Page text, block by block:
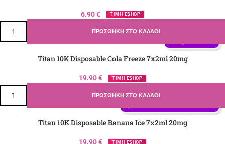
6.90€ ΤΙΜΗ ESHOP
ΠΡΟΣΘΉΚΗ ΣΤΟ ΚΑΛΆΘΙ
Titan 10K Disposable Cola Freeze 7x2ml 20mg
19.90€ ΤΙΜΗ ESHOP
ΠΡΟΣΘΉΚΗ ΣΤΟ ΚΑΛΆΘΙ
Γεύση: Mix Μούρων, Κεράσι,
Titan 10K Disposable Banana Ice 7x2ml 20mg
19.90€ ΤΙΜΗ ESHOP